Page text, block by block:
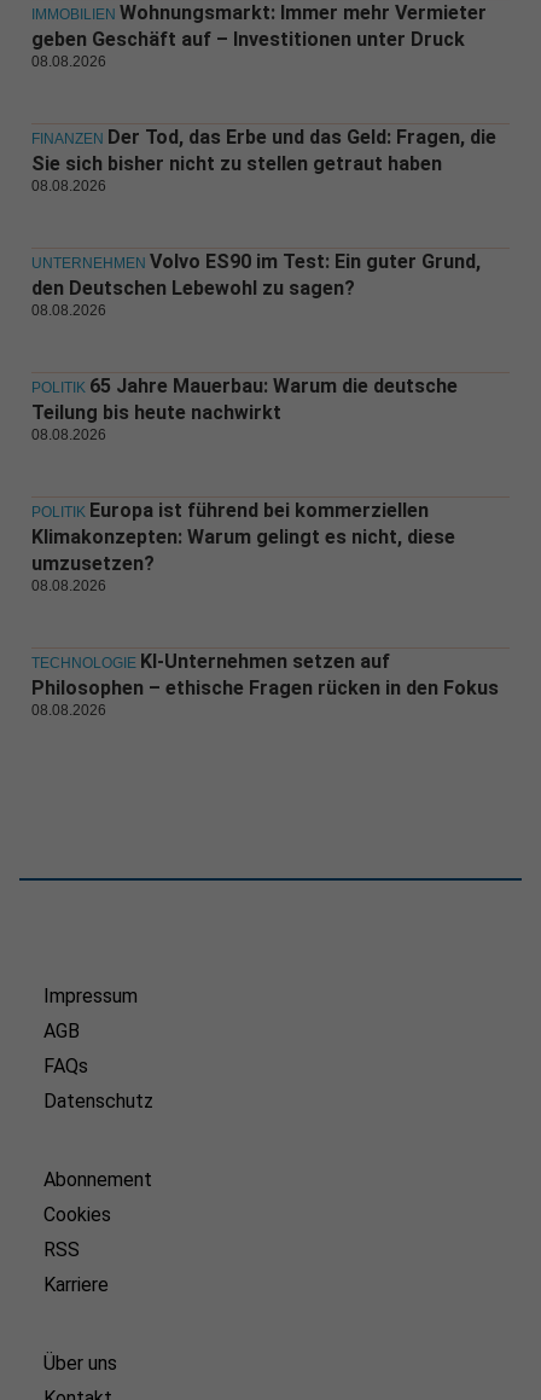
IMMOBILIEN Wohnungsmarkt: Immer mehr Vermieter
geben Geschäft auf – Investitionen unter Druck
08.08.2026
FINANZEN Der Tod, das Erbe und das Geld: Fragen, die
Sie sich bisher nicht zu stellen getraut haben
08.08.2026
UNTERNEHMEN Volvo ES90 im Test: Ein guter Grund,
den Deutschen Lebewohl zu sagen?
08.08.2026
POLITIK 65 Jahre Mauerbau: Warum die deutsche
Teilung bis heute nachwirkt
08.08.2026
POLITIK Europa ist führend bei kommerziellen
Klimakonzepten: Warum gelingt es nicht, diese
umzusetzen?
08.08.2026
TECHNOLOGIE KI-Unternehmen setzen auf
Philosophen – ethische Fragen rücken in den Fokus
08.08.2026
Impressum
AGB
FAQs
Datenschutz
Abonnement
Cookies
RSS
Karriere
Über uns